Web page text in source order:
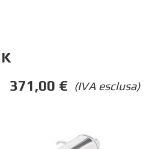
(IVA esclusa)
371,00 €